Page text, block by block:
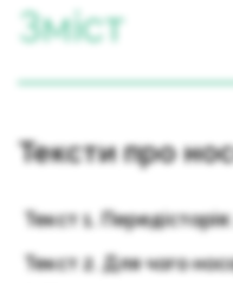
Зміст
Тексти про
Текст 1.
Текст 2. Для чого